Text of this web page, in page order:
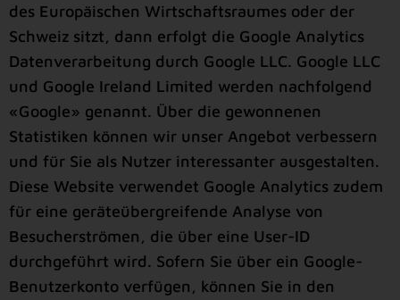
des Europäischen Wirtschaftsraumes oder der
Schweiz sitzt, dann erfolgt die Google Analytics
Datenverarbeitung durch Google LLC. Google LLC
und Google Ireland Limited werden nachfolgend
«Google» genannt. Über die gewonnenen
Statistiken können wir unser Angebot verbessern
und für Sie als Nutzer interessanter ausgestalten.
Diese Website verwendet Google Analytics zudem
für eine geräteübergreifende Analyse von
Besucherströmen, die über eine User-ID
durchgeführt wird. Sofern Sie über ein Google-
Benutzerkonto verfügen, können Sie in den